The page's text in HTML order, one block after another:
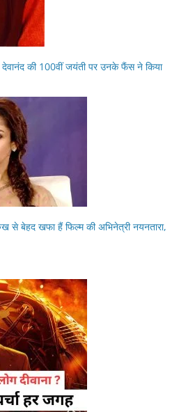
देवानंद की 100वीं जयंती पर उनके फैंस ने किया
से बेहद खफा हैं फिल्म की अभिनेत्री नयनतारा,